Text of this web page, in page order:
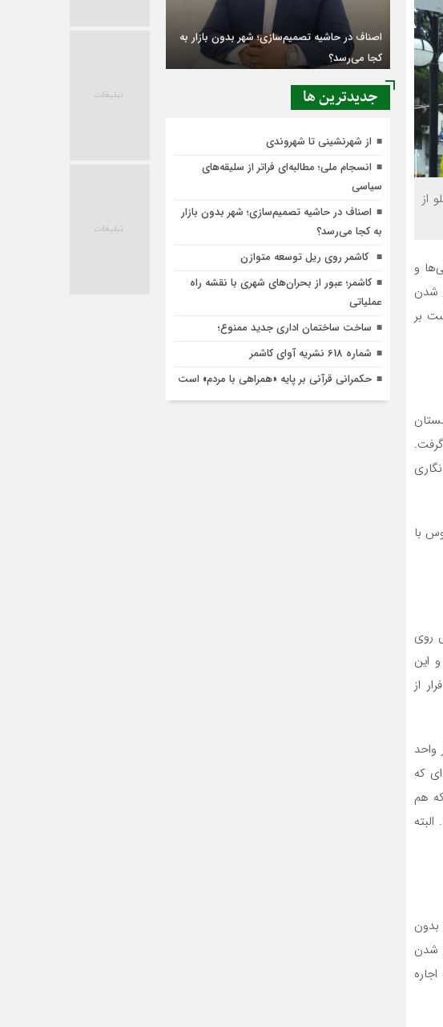
99 در کاشمر مملو از
مملو از تلخی‌ها و
شدن
بر
با
روی
این
از
براساس آمار اعلام شده تا دی‌ماه بالغ بر ۲ هزار واحد
که
هم
البته
شدن
اصناف در حاشیه تصمیم‌سازی؛ شهر بدون بازار به
کجا می‌رسد؟
جديدترين ها
از شهرنشینی تا شهروندی
انسجام ملی؛ مطالبه‌ای فراتر از سلیقه‌های
سیاسی
اصناف در حاشیه تصمیم‌سازی؛ شهر بدون بازار
به کجا می‌رسد؟
کاشمر روی ریل توسعه متوازن
کاشمر؛ عبور از بحران‌های شهری با نقشه راه
عملیاتی
ساخت ساختمان اداری جدید ممنوع؛
شماره 618 نشریه آوای کاشمر
حکمرانی قرآنی بر پایه «همراهی با مردم» است